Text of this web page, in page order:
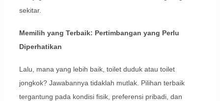
sekitar.
Memilih yang Terbaik: Pertimbangan yang Perlu
Diperhatikan
Lalu, mana yang lebih baik, toilet duduk atau toilet
jongkok? Jawabannya tidaklah mutlak. Pilihan terbaik
tergantung pada kondisi fisik, preferensi pribadi, dan